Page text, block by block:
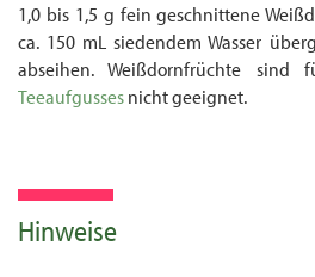
1,0 bis 1,5 g fein geschnittene
ca. 150 mL siedendem Wasser
abseihen. Weißdornfrüchte
Teeaufgussesnicht geeignet.
Hinweise